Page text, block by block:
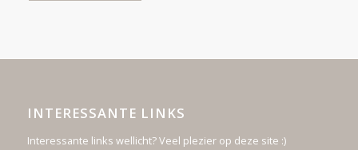
INTERESSANTE LINKS
Interessante links wellicht? Veel plezier op deze site :)